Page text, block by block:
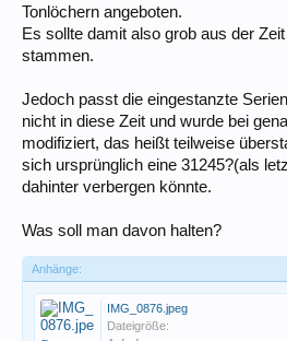
Tonlöchern angeboten.
Es sollte damit also grob aus der
stammen.
Jedoch passt die eingestanzte
nicht in diese Zeit und wurde bei
modifiziert, das heißt teilweise
sich ursprünglich eine 31245?(als
dahinter verbergen könnte.
Was soll man davon halten?
Anhänge:
IMG_0876.jpeg
Dateigröße: